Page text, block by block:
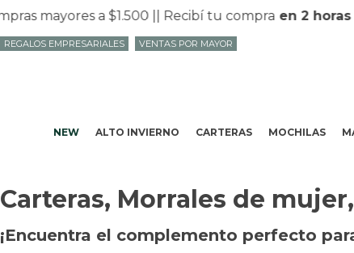
mayores a $1.500 || Recibí tu compraen 2 horasen
NEW ALTO INVIERNO CARTERAS MOCHILAS
REGALOS EMPRESARIALES VENTAS POR MAYOR
Carteras, Morrales de
¡Encuentra el complemento perfecto